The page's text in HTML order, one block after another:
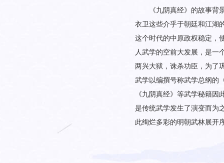
《九阴真经》的故事背景
衣卫这些介乎于朝廷和江湖
这个时代的中原政权稳定，
人武学的空前大发展，是一
两兴大狱，诛杀功臣，为了
武学以编撰号称武学总纲的
《九阴真经》等武学秘籍
是传统武学发生了演变而为
此绚烂多彩的明朝武林展开